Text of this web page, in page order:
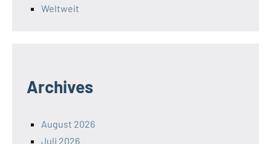
Weltweit
Archives
August 2026
Juli 2026